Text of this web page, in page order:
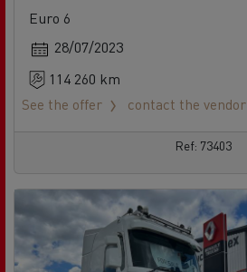
Euro 6
28/07/2023
114 260 km
See the offer
contact the vendor
Ref: 73403